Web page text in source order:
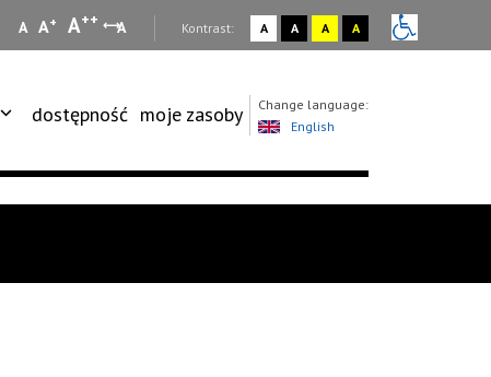
A A+ A++ A Kontrast: A A A A
dostępność moje zasoby
Change language:
English